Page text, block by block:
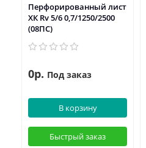
Перфорированный лист
ХК Rv 5/6 0,7/1250/2500
(08ПС)
0р. Под заказ
В корзину
Быстрый заказ